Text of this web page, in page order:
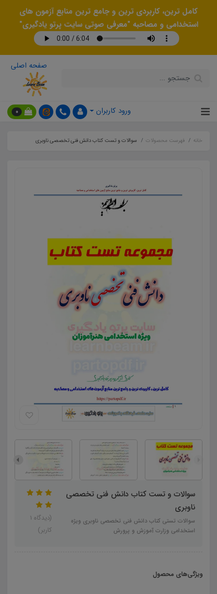
کامل ترین، کاربردی ترین و جامع ترین منابع آزمون های
استخدامی و مصاحبه "معرفی صوتی سایت پرتو یادگیری"
صفحه اصلی
ورود کاربران 0
خانه فهرست محصولات سوالات و تست کتاب دانش فنی تخصصی ناوبری
سوالات و تست کتاب دانش فنی تخصصی
ناوبری
سوالات تستی کتاب دانش فنی تخصصی ناوبری ویژه
استخدامی وزارت آموزش و پرورش
(دیدگاه 1
کاربر)
ویژگی‌های محصول